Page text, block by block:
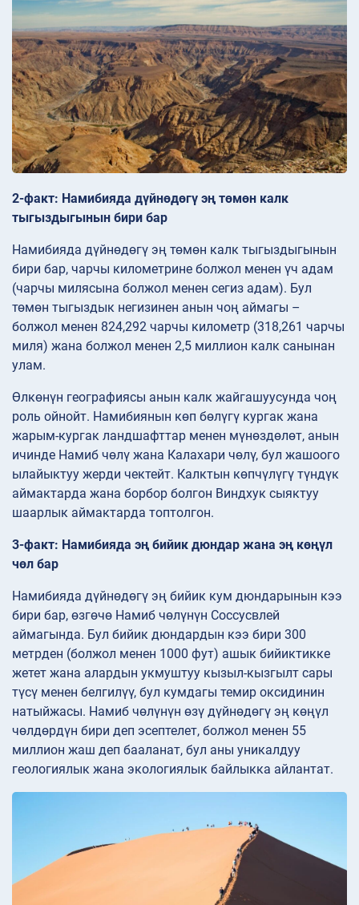
2-факт: Намибияда дүйнөдөгү эң төмөн калк
тыгыздыгынын бири бар
Намибияда дүйнөдөгү эң төмөн калк тыгыздыгынын
бири бар, чарчы километрине болжол менен үч адам
(чарчы милясына болжол менен сегиз адам). Бул
төмөн тыгыздык негизинен анын чоң аймагы –
болжол менен 824,292 чарчы километр (318,261 чарчы
миля) жана болжол менен 2,5 миллион калк санынан
улам.
Өлкөнүн географиясы анын калк жайгашуусунда чоң
роль ойнойт. Намибиянын көп бөлүгү кургак жана
жарым-кургак ландшафттар менен мүнөздөлөт, анын
ичинде Намиб чөлү жана Калахари чөлү, бул жашоого
ылайыктуу жерди чектейт. Калктын көпчүлүгү түндүк
аймактарда жана борбор болгон Виндхук сыяктуу
шаарлык аймактарда топтолгон.
3-факт: Намибияда эң бийик дюндар жана эң көңүл
чөл бар
Намибияда дүйнөдөгү эң бийик кум дюндарынын кээ
бири бар, өзгөчө Намиб чөлүнүн Соссусвлей
аймагында. Бул бийик дюндардын кээ бири 300
метрден (болжол менен 1000 фут) ашык бийиктикке
жетет жана алардын укмуштуу кызыл-кызгылт сары
түсү менен белгилүү, бул кумдагы темир оксидинин
натыйжасы. Намиб чөлүнүн өзү дүйнөдөгү эң көңүл
чөлдөрдүн бири деп эсептелет, болжол менен 55
миллион жаш деп бааланат, бул аны уникалдуу
геологиялык жана экологиялык байлыкка айлантат.